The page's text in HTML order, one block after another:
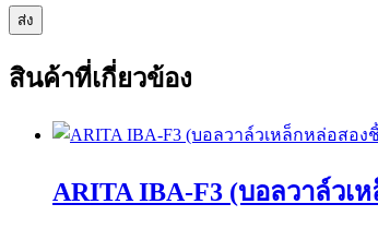
สินค้าที่เกี่ยวข้อง
ARITA IBA-F3 (บอลวาล์วเ